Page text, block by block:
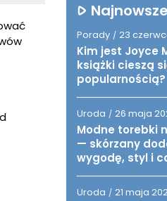
Najnowsze
Porady / 23
Kim jest Joyce
książki cieszą
popularnością?
Uroda / 26 maja
Modne torebki
— skórzany
wygodę, styl i
Uroda / 21 maja